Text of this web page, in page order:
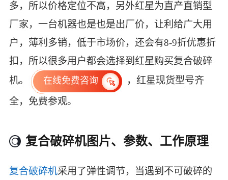
多，所以价格定位不高，另外红星为直产直销型
厂家，一台机器也是也是出厂价，让利给广大用
户，薄利多销，低于市场价，还会有8-9折优惠折
扣，所以很多用户都会选择到红星购买复合破碎
机。
在线免费咨询
，红星现货型号齐
全，免费参观。
复合破碎机图片、参数、工作原理
复合破碎机采用了弹性调节，当遇到不可破碎的